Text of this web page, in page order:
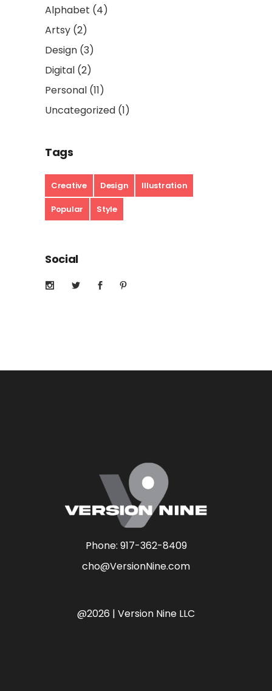
Alphabet (4)
Artsy (2)
Design (3)
Digital (2)
Personal (11)
Uncategorized (1)
Tags
Creative Design Illustration
Popular Style
Social
Phone: 917-362-8409
cho@VersionNine.com
@2026 | Version Nine LLC